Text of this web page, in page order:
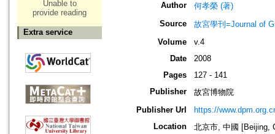
Unable to
provide reading
Extra service
Author
何孝榮 (著)
Source
故宮學刊=Journal of
Volume
v.4
Date
2008
Pages
127 - 141
Publisher
故宮博物院
Publisher Url
https://
Location
北京市, 中國 [Beijing,